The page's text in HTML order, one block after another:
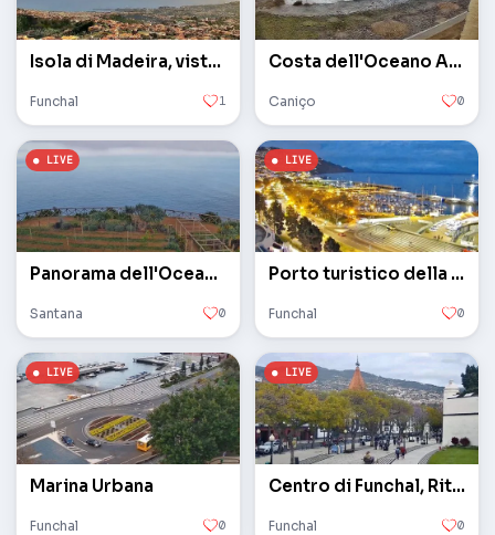
Isola di Madeira, vista sulla città PTZ
Funchal 1
Costa dell'Oceano Atlantico. Web camera rotante
Caniço 0
Panorama dell'Oceano Atlantico. Telecamera PTZ
Santana 0
Porto turistico della città. Panorama del mare
Funchal 0
Marina Urbana
Funchal 0
Centro di Funchal, Ritz Madeira
Funchal 0